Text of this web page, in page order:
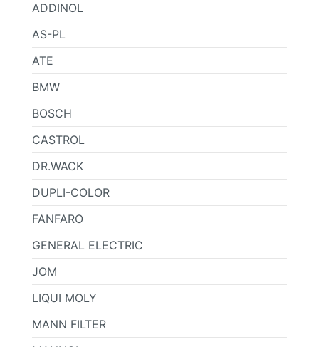
ADDINOL
AS-PL
ATE
BMW
BOSCH
CASTROL
DR.WACK
DUPLI-COLOR
FANFARO
GENERAL ELECTRIC
JOM
LIQUI MOLY
MANN FILTER